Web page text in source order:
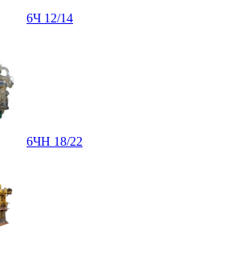
6Ч 12/14
6ЧН 18/22